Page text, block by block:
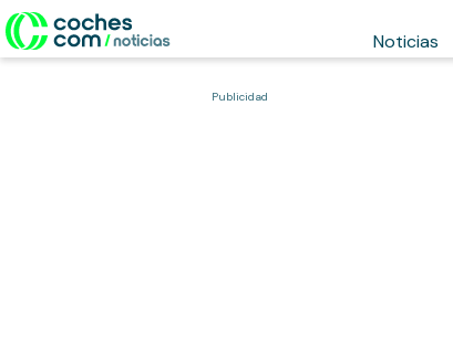
Noticias
Publicidad